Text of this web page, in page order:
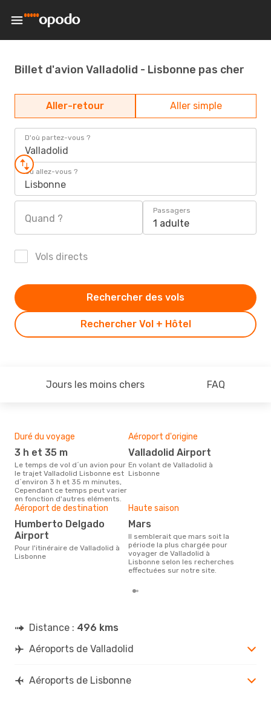
Billet d'avion Valladolid - Lisbonne pas cher
Aller-retour Aller simple
D'où partez-vous ?
Valladolid
Où allez-vous ?
Lisbonne
Quand ?
Passagers
1 adulte
Vols directs
Rechercher Vol + Hôtel
Rechercher des vols
Jours les moins chers FAQ
Duré du voyage
3 h et 35 m
Le temps de vol d´un avion pour
le trajet Valladolid Lisbonne est
d´environ 3 h et 35 m minutes,
Cependant ce temps peut varier
en fonction d'autres eléments.
Aéroport d'origine
Valladolid Airport
En volant de Valladolid à
Lisbonne
Aéroport de destination
Humberto Delgado
Airport
Pour l'itinéraire de Valladolid à
Lisbonne
Haute saison
mars
Il semblerait que mars soit la
période la plus chargée pour
voyager de Valladolid à
Lisbonne selon les recherches
effectuées sur notre site.
Distance : 496 kms
Aéroports de Valladolid
Aéroports de Lisbonne